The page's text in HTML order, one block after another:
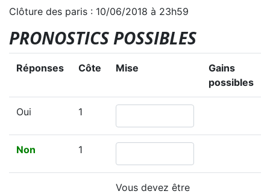
Clôture des paris : 10/06/2018 à 23h59
PRONOSTICS POSSIBLES
Réponses Côte Mise
Gains
possibles
Oui 1
Non 1
Vous devez être